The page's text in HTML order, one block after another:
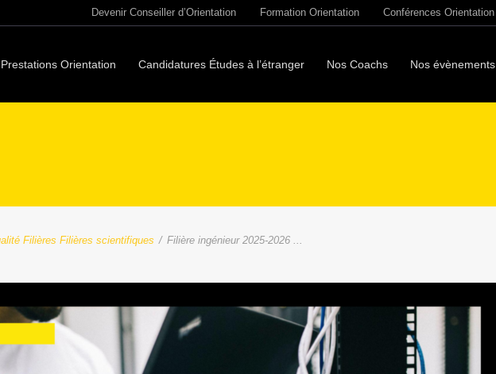
Devenir Conseiller d’Orientation Formation Orientation Conférences Orientation
Prestations Orientation Candidatures Études à l’étranger Nos Coachs Nos évènements
Filières Filières scientifiques / Filière ingénieur 2025-2026 ...